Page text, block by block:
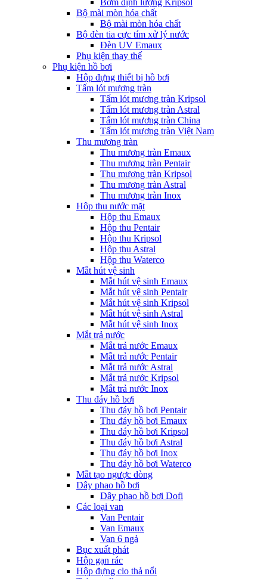
Bơm định lượng Kripsol
Bộ mài mòn hóa chất
Bộ mài mòn hóa chất
Bộ đèn tia cực tím xử lý nước
Đèn UV Emaux
Phụ kiện thay thế
Phụ kiện hồ bơi
Hộp đựng thiết bị hồ bơi
Tấm lót mương tràn
Tấm lót mương tràn Kripsol
Tấm lót mương tràn Astral
Tấm lót mương tràn China
Tấm lót mương tràn Việt Nam
Thu mương tràn
Thu mương tràn Emaux
Thu mương tràn Pentair
Thu mương tràn Kripsol
Thu mương tràn Astral
Thu mương tràn Inox
Hôp thu nước mặt
Hộp thu Emaux
Hộp thu Pentair
Hộp thu Kripsol
Hộp thu Astral
Hộp thu Waterco
Mắt hút vệ sinh
Mắt hút vệ sinh Emaux
Mắt hút vệ sinh Pentair
Mắt hút vệ sinh Kripsol
Mắt hút vệ sinh Astral
Mắt hút vệ sinh Inox
Mắt trả nước
Mắt trả nước Emaux
Mắt trả nước Pentair
Mắt trả nước Astral
Mắt trả nước Kripsol
Mắt trả nước Inox
Thu đáy hồ bơi
Thu đáy hồ bơi Pentair
Thu đáy hồ bơi Emaux
Thu đáy hồ bơi Kripsol
Thu đáy hồ bơi Astral
Thu đáy hồ bơi Inox
Thu đáy hồ bơi Waterco
Mắt tạo ngược dòng
Dây phao hồ bơi
Dây phao hồ bơi Dofi
Các loại van
Van Pentair
Van Emaux
Van 6 ngả
Bục xuất phát
Hộp gạn rác
Hộp đựng clo thả nổi